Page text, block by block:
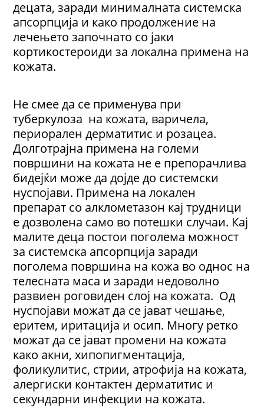
децата, заради минималната системска
апсорпција и како продолжение на
лечењето започнато со јаки
кортикостероиди за локална примена на
кожата.
Не смее да се применува при
туберкулоза на кожата, варичела,
периорален дерматитис и розацеа.
Долготрајна примена на големи
површини на кожата не е препорачлива
бидејќи може да дојде до системски
нуспојави. Примена на локален
препарат со алклометазон кај трудници
е дозволена само во потешки случаи. Кај
малите деца постои поголема можност
за системска апсорпција заради
поголема површина на кожа во однос на
телесната маса и заради недоволно
развиен роговиден слој на кожата. Од
нуспојави можат да се јават чешање,
еритем, иритација и осип. Многу ретко
можат да се јават промени на кожата
како акни, хипопигментација,
фоликулитис, стрии, атрофија на кожата,
алергиски контактен дерматитис и
секундарни инфекции на кожата.